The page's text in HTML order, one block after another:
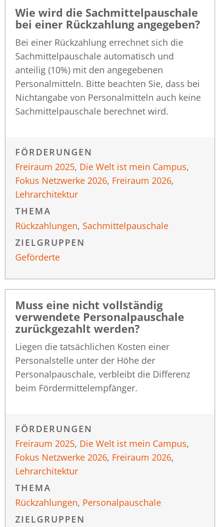
Wie wird die Sachmittelpauschale
bei einer Rückzahlung angegeben?
Bei einer Rückzahlung errechnet sich die
Sachmittelpauschale automatisch und
anteilig (10%) mit den angegebenen
Personalmitteln. Bitte beachten Sie, dass bei
Nichtangabe von Personalmitteln auch keine
Sachmittelpauschale berechnet wird.
FÖRDERUNGEN
Freiraum 2025, Die Welt ist mein Campus,
Fokus Netzwerke 2026, Freiraum 2026,
Lehrarchitektur
THEMA
Rückzahlungen, Sachmittelpauschale
ZIELGRUPPEN
Geförderte
Muss eine nicht vollständig
verwendete Personalpauschale
zurückgezahlt werden?
Liegen die tatsächlichen Kosten einer
Personalstelle unter der Höhe der
Personalpauschale, verbleibt die Differenz
beim Fördermittelempfänger.
FÖRDERUNGEN
Freiraum 2025, Die Welt ist mein Campus,
Fokus Netzwerke 2026, Freiraum 2026,
Lehrarchitektur
THEMA
Rückzahlungen, Personalpauschale
ZIELGRUPPEN